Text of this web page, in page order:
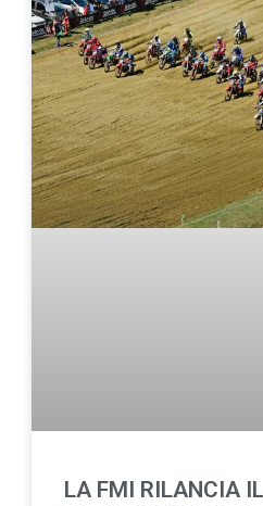
LA FMI RILANCIA